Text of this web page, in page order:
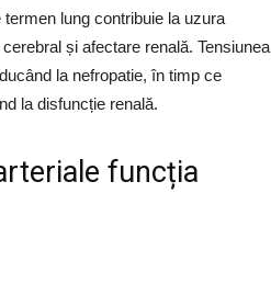
lung contribuie la uzura
și afectare renală. Tensiunea
la nefropatie, în timp ce
la disfuncție renală.
funcția